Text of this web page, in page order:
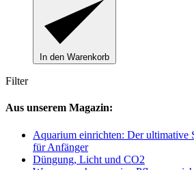
In den Warenkorb
Filter
Aus unserem Magazin:
Aquarium einrichten: Der ultimative
für Anfänger
Düngung, Licht und CO2